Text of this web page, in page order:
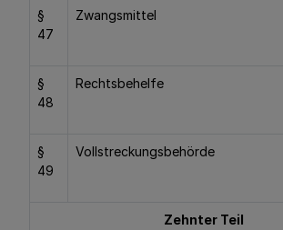
§
47
Zwangsmittel
§
48
Rechtsbehelfe
§
49
Vollstreckungsbehörde
Zehnter Teil